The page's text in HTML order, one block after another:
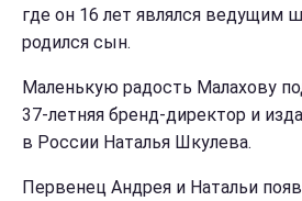
где он 16 лет являлся ведущим
родился сын.
Маленькую радость Малахову
37-летняя бренд-директор и
в России Наталья Шкулева.
Первенец Андрея и Натальи